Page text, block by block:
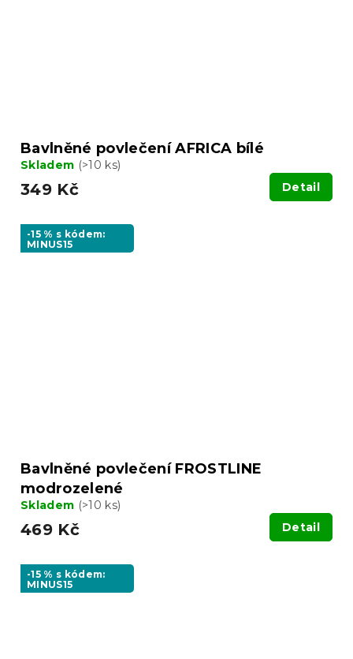
Bavlněné povlečení AFRICA bílé
Skladem (>10 ks)
349 Kč Detail
-15 % s kódem:
MINUS15
Bavlněné povlečení FROSTLINE
modrozelené
Skladem (>10 ks)
469 Kč Detail
-15 % s kódem:
MINUS15